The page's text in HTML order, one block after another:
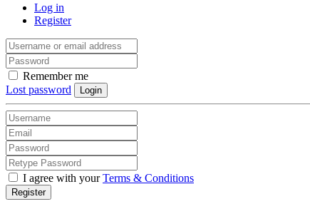
Log in
Register
Remember me
Lost password
Login
I agree with yourTerms & Conditions
Register